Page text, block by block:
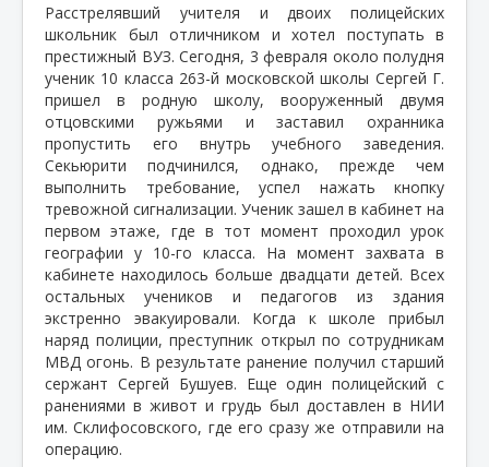
Расстрелявший учителя и двоих полицейских
школьник был отличником и хотел поступать в
престижный ВУЗ. Сегодня, 3 февраля около полудня
ученик 10 класса 263-й московской школы Сергей Г.
пришел в родную школу, вооруженный двумя
отцовскими ружьями и заставил охранника
пропустить его внутрь учебного заведения.
Секьюрити подчинился, однако, прежде чем
выполнить требование, успел нажать кнопку
тревожной сигнализации. Ученик зашел в кабинет на
первом этаже, где в тот момент проходил урок
географии у 10-го класса. На момент захвата в
кабинете находилось больше двадцати детей. Всех
остальных учеников и педагогов из здания
экстренно эвакуировали. Когда к школе прибыл
наряд полиции, преступник открыл по сотрудникам
МВД огонь. В результате ранение получил старший
сержант Сергей Бушуев. Еще один полицейский с
ранениями в живот и грудь был доставлен в НИИ
им. Склифосовского, где его сразу же отправили на
операцию.